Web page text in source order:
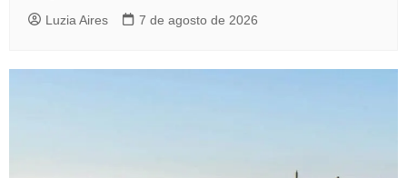
Luzia Aires 7 de agosto de 2026